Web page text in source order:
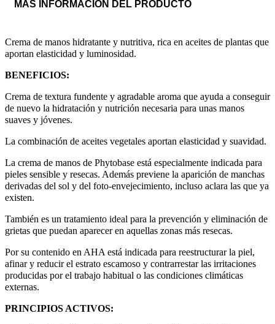
MÁS INFORMACIÓN DEL PRODUCTO
Crema de manos hidratante y nutritiva, rica en aceites de plantas que
aportan elasticidad y luminosidad.
BENEFICIOS:
Crema de textura fundente y agradable aroma que ayuda a conseguir
de nuevo la hidratación y nutrición necesaria para unas manos
suaves y jóvenes.
La combinación de aceites vegetales aportan elasticidad y suavidad.
La crema de manos de Phytobase está especialmente indicada para
pieles sensible y resecas. Además previene la aparición de manchas
derivadas del sol y del foto-envejecimiento, incluso aclara las que ya
existen.
También es un tratamiento ideal para la prevención y eliminación de
grietas que puedan aparecer en aquellas zonas más resecas.
Por su contenido en AHA está indicada para reestructurar la piel,
afinar y reducir el estrato escamoso y contrarrestar las irritaciones
producidas por el trabajo habitual o las condiciones climáticas
externas.
PRINCIPIOS ACTIVOS: